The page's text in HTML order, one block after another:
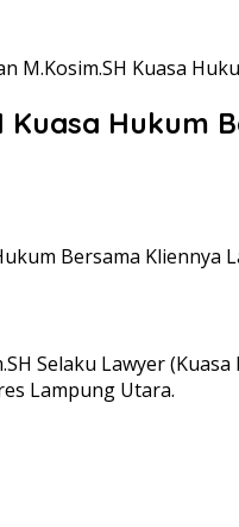
M.Kosim.SH Kuasa
Kuasa
Selaku Lawyer
Lampung Utara.